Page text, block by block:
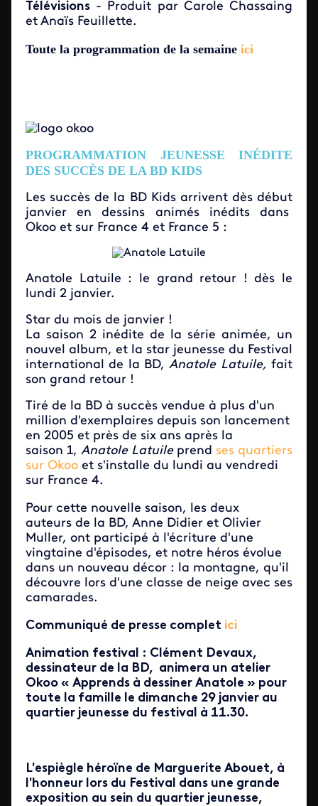
Télévisions - Produit par Carole Chassaing
et Anaïs Feuillette.
Toute la programmation de la semaine ici
PROGRAMMATION JEUNESSE INÉDITE
DES SUCCÈS DE LA BD KIDS
Les succès de la BD Kids arrivent dès début
janvier en dessins animés inédits dans
Okoo et sur France 4 et France 5 :
Anatole Latuile : le grand retour ! dès le
lundi 2 janvier.
Star du mois de janvier !
La saison 2 inédite de la série animée, un
nouvel album, et la star jeunesse du Festival
international de la BD,Anatole Latuile, fait
son grand retour !
Tiré de la BD à succès vendue à plus d'un
million d'exemplaires depuis son lancement
en 2005 et près de six ans après la
saison 1, Anatole Latuileprend ses quartiers
sur Okoo et s'installe du lundi au vendredi
sur France 4.
Pour cette nouvelle saison, les deux
auteurs de la BD, Anne Didier et Olivier
Muller, ont participé à l'écriture d'une
vingtaine d'épisodes, et notre héros évolue
dans un nouveau décor : la montagne, qu'il
découvre lors d'une classe de neige avec ses
camarades.
Communiqué de presse complet ici
Animation festival : Clément Devaux,
dessinateur de la BD, animera un atelier
Okoo « Apprends à dessiner Anatole » pour
toute la famille le dimanche 29 janvier au
quartier jeunesse du festival à 11.30.
L'espiègle héroïne de Marguerite Abouet, à
l'honneur lors du Festival dans une grande
exposition au sein du quartier jeunesse,